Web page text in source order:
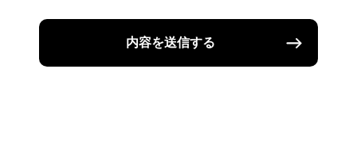
内容を送信する